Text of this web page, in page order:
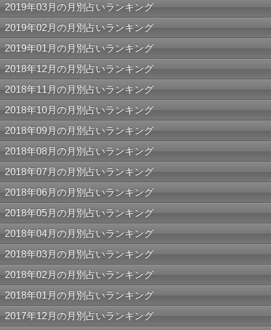
2019年03月の月別占いランキング
2019年02月の月別占いランキング
2019年01月の月別占いランキング
2018年12月の月別占いランキング
2018年11月の月別占いランキング
2018年10月の月別占いランキング
2018年09月の月別占いランキング
2018年08月の月別占いランキング
2018年07月の月別占いランキング
2018年06月の月別占いランキング
2018年05月の月別占いランキング
2018年04月の月別占いランキング
2018年03月の月別占いランキング
2018年02月の月別占いランキング
2018年01月の月別占いランキング
2017年12月の月別占いランキング